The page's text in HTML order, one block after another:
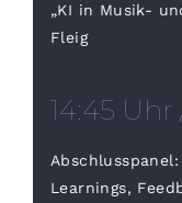
„KI in Musik-
Fleig
14:45
Learnings,